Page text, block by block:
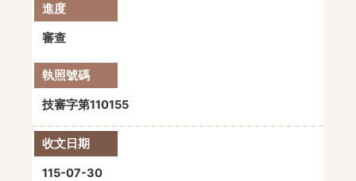
審查
技審字第110155
115-07-30